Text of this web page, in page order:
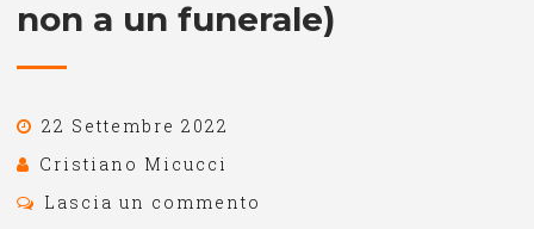
non a un funerale)
22 Settembre 2022
Cristiano Micucci
Lascia un commento